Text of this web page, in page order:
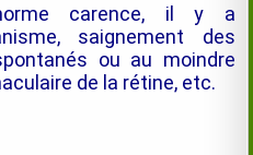
carence, il y a
saignement des
ou au moindre
de la rétine, etc.